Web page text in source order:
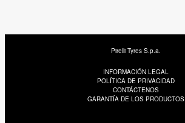
Pirelli Tyres S.p.a.
INFORMACIÓN LEGAL
POLÍTICA DE PRIVACIDAD
CONTÁCTENOS
GARANTÍA DE LOS PRODUCTOS